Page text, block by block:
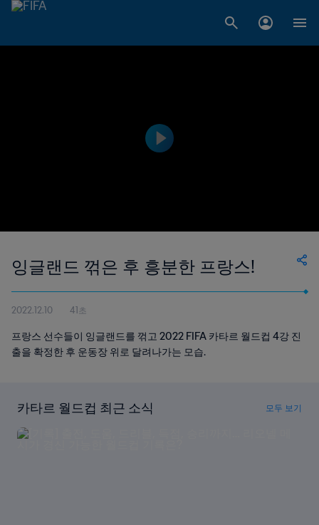
잉글랜드 꺾은 후 흥분한 프랑스!
2022.12.10 41초
프랑스 선수들이 잉글랜드를 꺾고 2022 FIFA 카타르 월드컵 4강 진
출을 확정한 후 운동장 위로 달려나가는 모습.
카타르 월드컵 최근 소식 모두 보기